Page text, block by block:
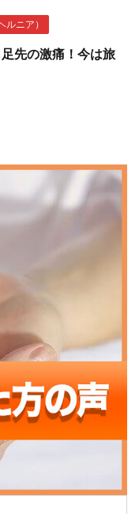
ニア）
先の激痛！今は旅